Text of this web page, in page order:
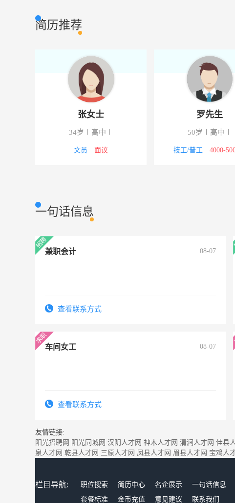
简历推荐
34岁 50岁
技工/普
一句话信息
兼职会计 08-07
查看联系方式
车间女工 08-07
查看联系方式
友情链接:
阳光招聘网 阳光同城网 汉阴人才网 神木人才网 清涧人才网 佳县
泉人才网 乾县人才网 三原人才网 凤县人才网 眉县人才网 宝鸡人
栏目导航: 职位搜索 简历中心 名企展示 一句话信息
套餐标准
金币充值 意见建议 联系我们